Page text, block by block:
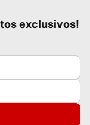
exclusivos!